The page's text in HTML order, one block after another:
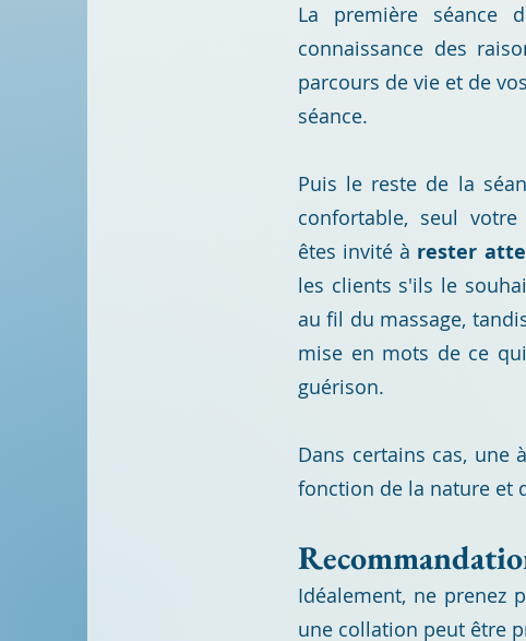
La première séance
connaissance des
parcours de vie et de
séance.
Puis le reste de la
confortable, seul
êtes invité à rester
les clients s'ils le
au fil du massage,
mise en mots de ce
guérison.
Dans certains cas, une
fonction de la nature et
Idéalement, ne prenez
une collation peut être